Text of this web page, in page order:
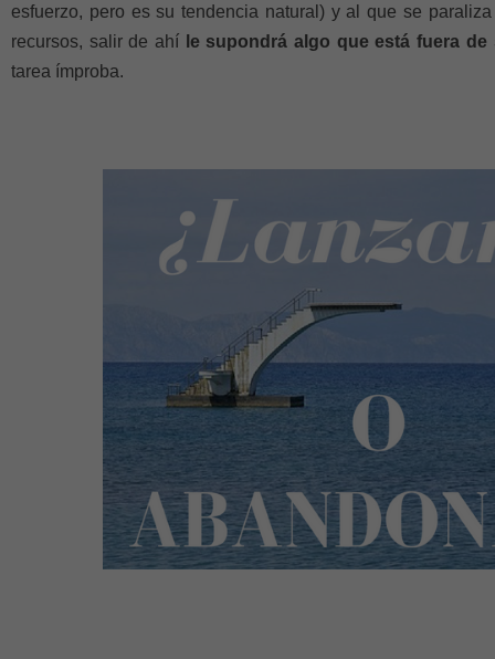
esfuerzo, pero es su tendencia natural) y al que se
recursos, salir de ahí
le supondrá algo que está fuera de
tarea ímproba.